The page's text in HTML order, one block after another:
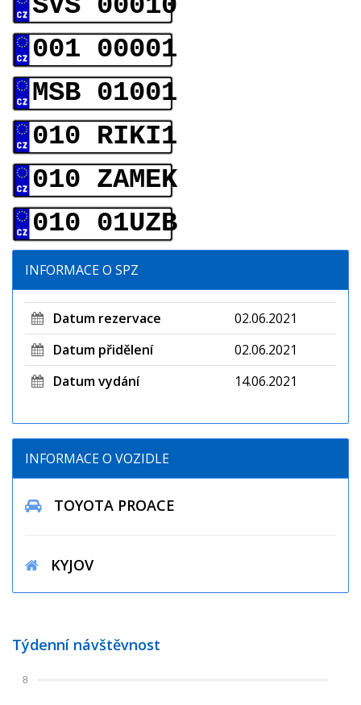
001 00001
MSB 01001
010 RIKI1
010 ZAMEK
010 01UZB
INFORMACE O SPZ
Datum rezervace
02.06.2021
Datum přidělení
02.06.2021
Datum vydání
14.06.2021
INFORMACE O VOZIDLE
TOYOTA PROACE
KYJOV
Týdenní návštěvnost
8